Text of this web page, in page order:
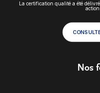
La certification qualité a été
Nos